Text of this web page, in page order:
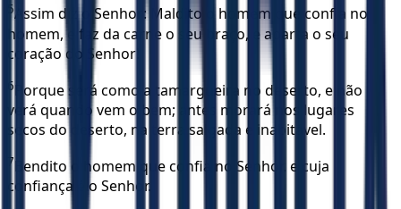
5Assim diz o Senhor: Maldito o homem que confia no
homem, e faz da carne o seu braço, e aparta o seu
coração do Senhor!
6
Porque será como a tamargueira no deserto, e não
verá quando vem o bem; antes morará nos lugares
secos do deserto, na terra salgada e inabitável.
7
Bendito o homem que confia no Senhor, e cuja
confiança é o Senhor.